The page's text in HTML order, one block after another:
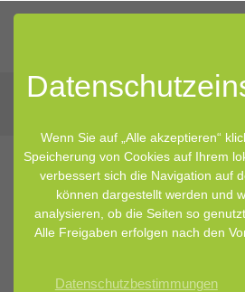
Wenn Sie auf „Alle akzeptieren“
Speicherung von Cookies auf Ihrem
verbessert sich die Navigation auf
können dargestellt werden und
analysieren, ob die Seiten so
Alle Freigaben erfolgen nach den
Datenschutzbestimmungen